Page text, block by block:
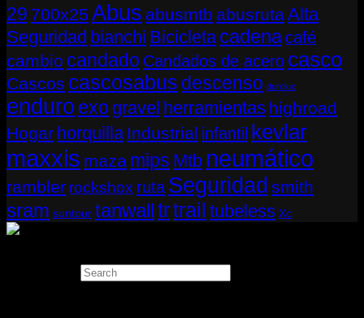
29 700x25 Abus abusmtb abusrutaAlta
Seguridad bianchi Bicicleta cadenacafé
cambio candado Candados de acero casco
Cascos cascosabus descenso durolux
enduro exo gravel herramientas highroad
Hogar horquilla Industrial infantil kevlar
maxxis maza mips Mtb neumático
rambler rockshox ruta Seguridad smith
sram suntour tanwalltrtrail tubeless Xc